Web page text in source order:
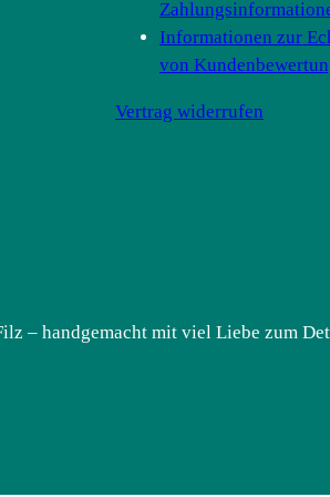
Informationen zur
von
Vertrag widerrufen
– handgemacht mit viel Liebe zum